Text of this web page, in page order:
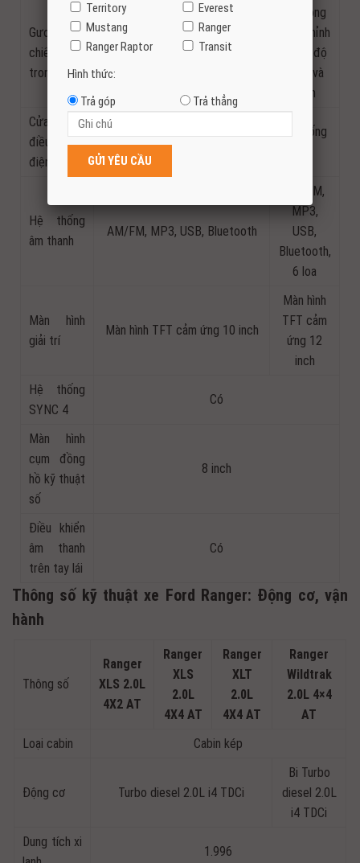
Gương
chiếu hậu
trong
Chỉnh tay 2 chế độ ngày và
Tự động
điều chỉnh
2 chế độ
ngày và
đêm
Cửa kính
điều khiển
điện
1 chạm lên xuống tích hợp chức năng chống
Hệ thống
âm thanh
AM/FM, MP3, USB, Bluetooth
AM/FM,
MP3,
USB,
Bluetooth,
6 loa
Màn hình
giải trí
Màn hình TFT cảm ứng 10 inch
Màn hình
TFT cảm
ứng 12
inch
Hệ thống
SYNC 4
Có
Màn hình
cụm đồng
hồ kỹ thuật
số
8 inch
Điều khiển
âm thanh
trên tay lái
Có
Thông số kỹ thuật xe Ford Ranger: Động cơ, vận
hành
Thông số
Ranger
XLS 2.0L
4X2 AT
Ranger
XLS
2.0L
4X4 AT
Ranger
XLT
2.0L
4X4 AT
Ranger
Wildtrak
2.0L 4×4
AT
Loại cabin
Cabin kép
Động cơ Turbo diesel 2.0L i4 TDCi
Bi Turbo
diesel 2.0L
i4 TDCi
Dung tích xi
1.996
Territory
Everest
Mustang
Ranger
Ranger Raptor
Transit
Hình thức:
Trả góp
Trả thẳng